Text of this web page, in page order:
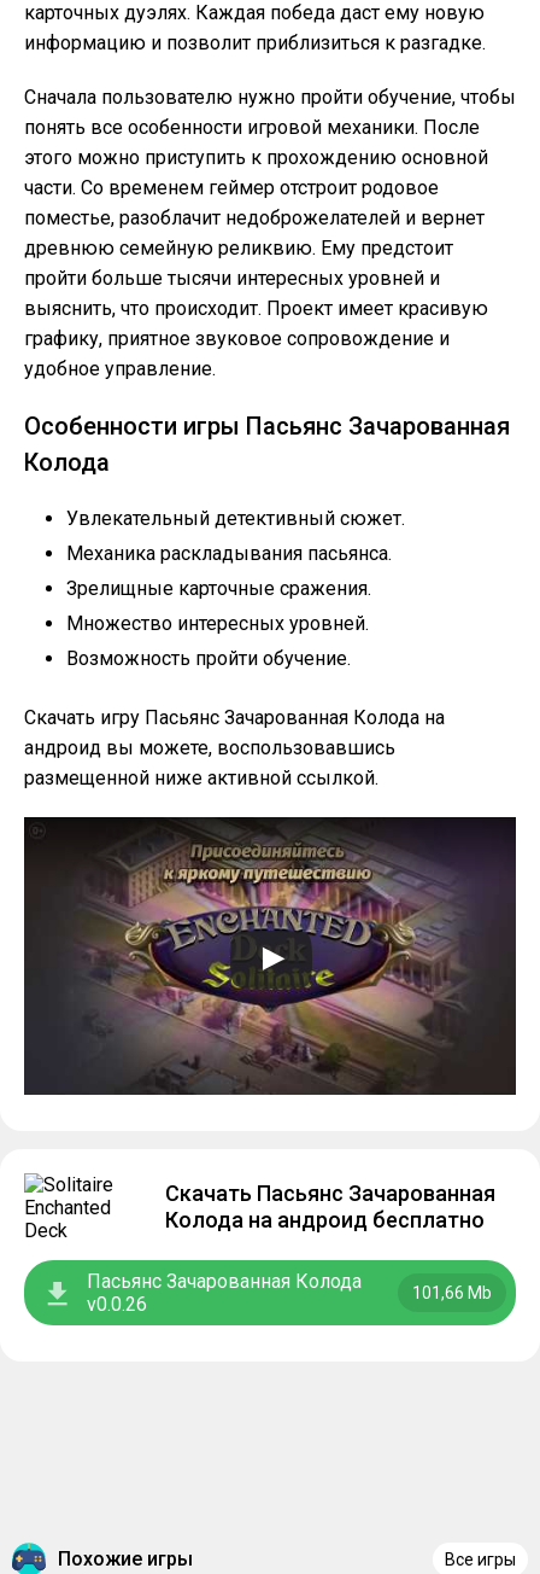
карточных дуэлях. Каждая победа даст ему новую
информацию и позволит приблизиться к разгадке.
Сначала пользователю нужно пройти обучение, чтобы
понять все особенности игровой механики. После
этого можно приступить к прохождению основной
части. Со временем геймер отстроит родовое
поместье, разоблачит недоброжелателей и вернет
древнюю семейную реликвию. Ему предстоит
пройти больше тысячи интересных уровней и
выяснить, что происходит. Проект имеет красивую
графику, приятное звуковое сопровождение и
удобное управление.
Особенности игры Пасьянс Зачарованная
Колода
Увлекательный детективный сюжет.
Механика раскладывания пасьянса.
Зрелищные карточные сражения.
Множество интересных уровней.
Возможность пройти обучение.
Скачать игру Пасьянс Зачарованная Колода на
андроид вы можете, воспользовавшись
размещенной ниже активной ссылкой.
Скачать Пасьянс Зачарованная
Колода на андроид бесплатно
Пасьянс Зачарованная Колода
v0.0.26
101,66 Mb
Похожие игры Все игры